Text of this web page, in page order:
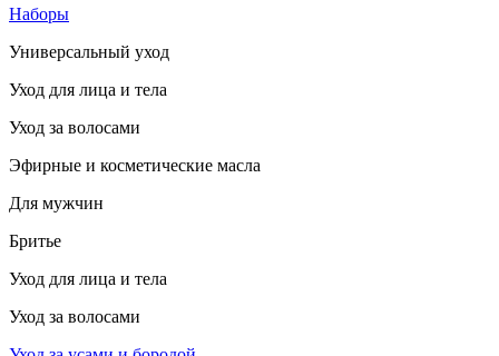
Наборы
Универсальный уход
Уход для лица и тела
Уход за волосами
Эфирные и косметические масла
Для мужчин
Бритье
Уход для лица и тела
Уход за волосами